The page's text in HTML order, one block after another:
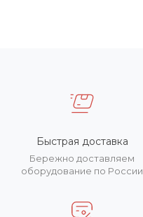
Быстрая доставка
Бережно доставляем
оборудование по России